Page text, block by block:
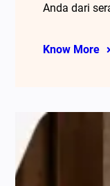
Anda dari
Know More